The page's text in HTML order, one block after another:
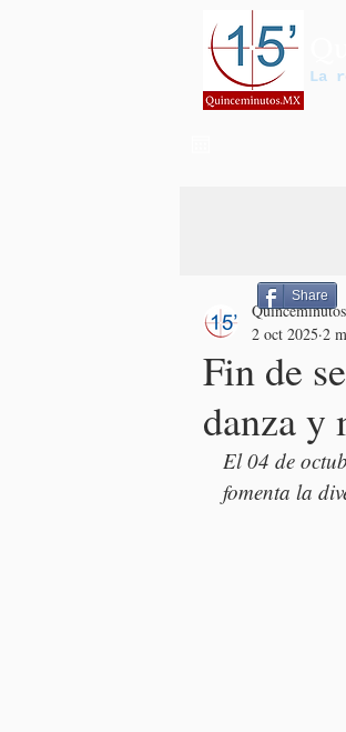
La
Fin de
danza y
2 oct 2025 2
El 04 de
fomenta la
Share